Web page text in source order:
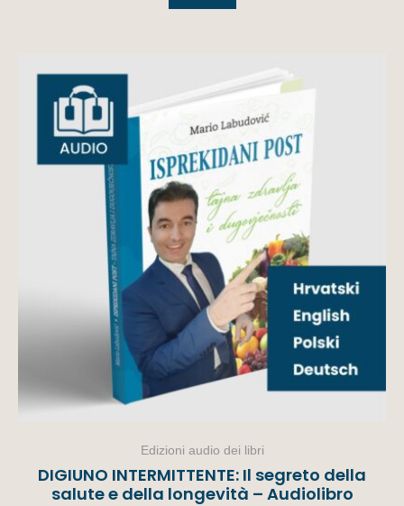
Edizioni audio dei libri
DIGIUNO INTERMITTENTE: Il segreto della
salute e della longevità – Audiolibro